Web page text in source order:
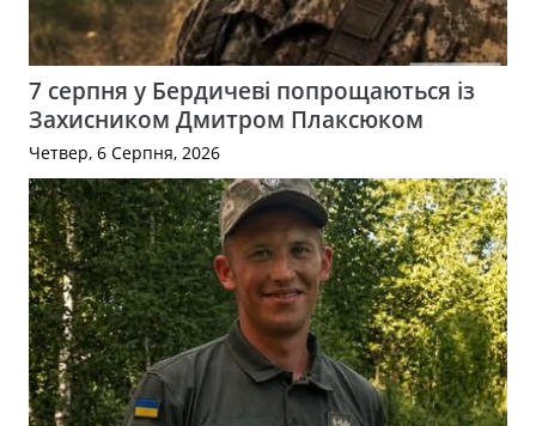
7 серпня у Бердичеві попрощаються із
Захисником Дмитром Плаксюком
Четвер, 6 Серпня, 2026